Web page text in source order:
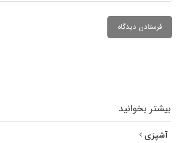
بیشتر بخوانید
آشپزی